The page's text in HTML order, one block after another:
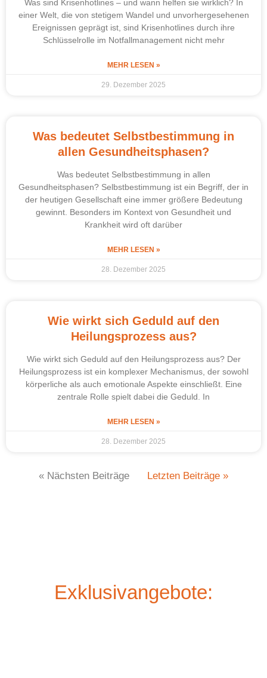
Was sind Krisenhotlines – und wann helfen sie wirklich? In
einer Welt, die von stetigem Wandel und unvorhergesehenen
Ereignissen geprägt ist, sind Krisenhotlines durch ihre
Schlüsselrolle im Notfallmanagement nicht mehr
MEHR LESEN »
29. Dezember 2025
Was bedeutet Selbstbestimmung in
allen Gesundheitsphasen?
Was bedeutet Selbstbestimmung in allen
Gesundheitsphasen? Selbstbestimmung ist ein Begriff, der in
der heutigen Gesellschaft eine immer größere Bedeutung
gewinnt. Besonders im Kontext von Gesundheit und
Krankheit wird oft darüber
MEHR LESEN »
28. Dezember 2025
Wie wirkt sich Geduld auf den
Heilungsprozess aus?
Wie wirkt sich Geduld auf den Heilungsprozess aus? Der
Heilungsprozess ist ein komplexer Mechanismus, der sowohl
körperliche als auch emotionale Aspekte einschließt. Eine
zentrale Rolle spielt dabei die Geduld. In
MEHR LESEN »
28. Dezember 2025
« Nächsten Beiträge Letzten Beiträge »
Exklusivangebote: